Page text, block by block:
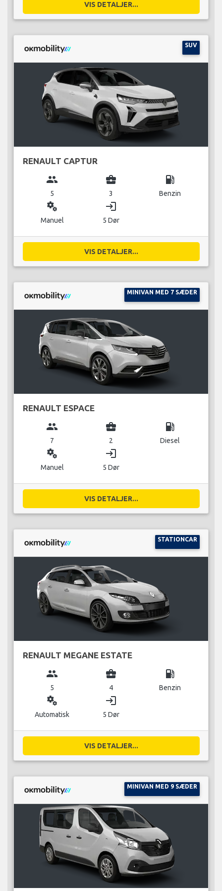
VIS DETALJER...
SUV
RENAULT CAPTUR
group
5
business_center
3
local_gas_station
Benzin
miscellaneous_services
Manuel
login
5 Dør
VIS DETALJER...
MINIVAN MED 7 SÆDER
RENAULT ESPACE
group
7
business_center
2
local_gas_station
Diesel
miscellaneous_services
Manuel
login
5 Dør
VIS DETALJER...
STATIONCAR
RENAULT MEGANE ESTATE
group
5
business_center
4
local_gas_station
Benzin
miscellaneous_services
Automatisk
login
5 Dør
VIS DETALJER...
MINIVAN MED 9 SÆDER